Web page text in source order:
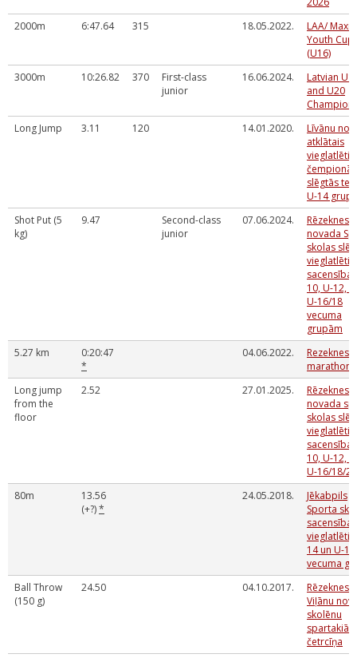
2000m
6:47.64 315 18.05.2022.
LAA/
Youth Cup
(U16)
3000m
10:26.82 370
First-class
junior
16.06.2024.
Latvian
and U20
Long Jump
3.11 120 14.01.2020.
Līvānu
atklātais
slēgtās
U-14
Shot Put (5
kg)
9.47
Second-class
junior
07.06.2024.
Rēzeknes
novada
skolas
10, U-12,
U-16/18
vecuma
grupām
5.27 km
0:20:47
*
04.06.2022.
Rezeknes
marathon
Long jump
from the
floor
2.52 27.01.2025.
Rēzeknes
novada
skolas
10, U-12,
U-16/18/
80m
13.56
(+?)*
24.05.2018.
Jēkabpils
Sporta
sacensības
14 un U-12
vecuma
Ball Throw
(150 g)
24.50 04.10.2017.
Rēzeknes
Viļānu
skolēnu
četrcīņa